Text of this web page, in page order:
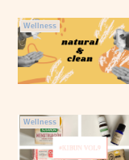
Wellness
Wellness